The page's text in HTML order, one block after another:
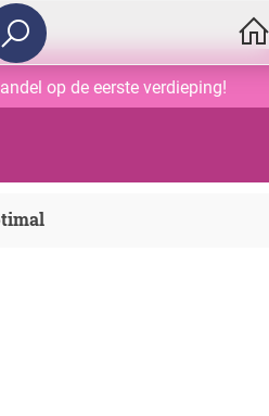
op de eerste verdieping!